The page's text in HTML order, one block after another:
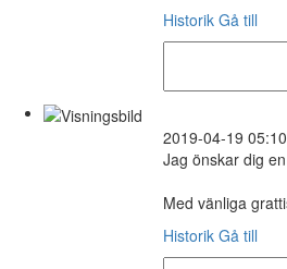
Historik Gå till
2019-04-19 05:10
Jag önskar dig
Med vänliga
Historik Gå till